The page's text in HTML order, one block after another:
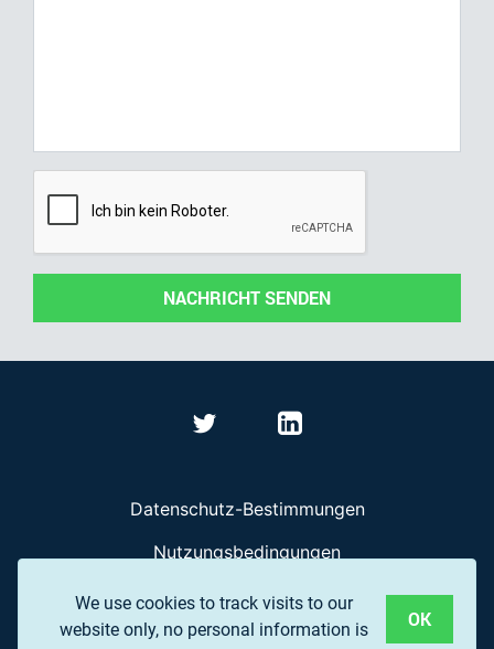
NACHRICHT SENDEN
We use cookies to track visits to our
website only, no personal information is
OK
Datenschutz-Bestimmungen
Nutzungsbedingungen
Häufig gestellte Fragen